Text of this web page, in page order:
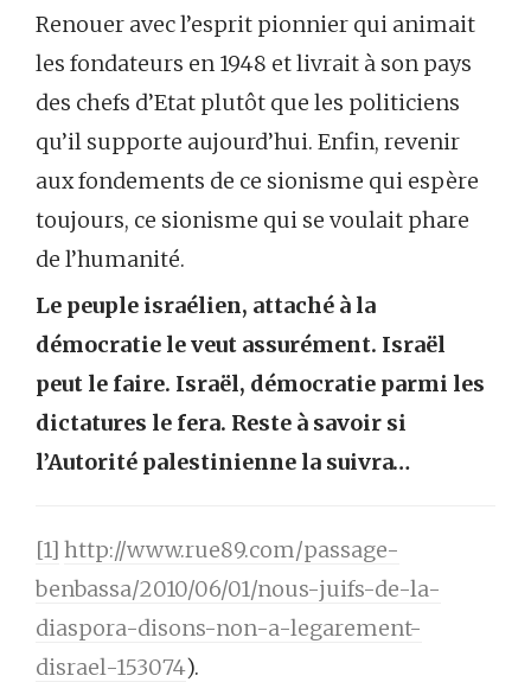
Renouer avec l’esprit pionnier qui animait
les fondateurs en 1948 et livrait à son pays
des chefs d’Etat plutôt que les politiciens
qu’il supporte aujourd’hui. Enfin, revenir
aux fondements de ce sionisme qui espère
toujours, ce sionisme qui se voulait phare
de l’humanité.
Le peuple israélien, attaché à la
démocratie le veut assurément. Israël
peut le faire. Israël, démocratie parmi les
dictatures le fera. Reste à savoir si
l’Autorité palestinienne la suivra…
[1] http://www.rue89.com/passage-
benbassa/2010/06/01/nous-juifs-de-la-
diaspora-disons-non-a-legarement-
disrael-153074).